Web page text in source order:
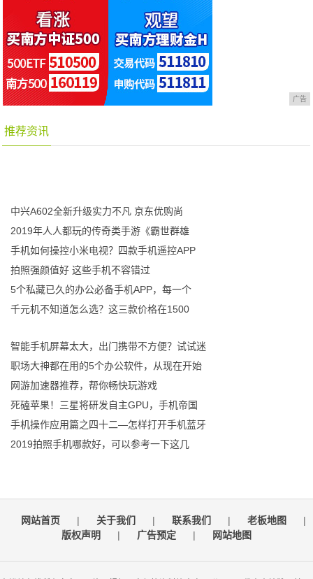
广告
推荐资讯
中兴A602全新升级实力不凡 京东优购尚
2019年人人都玩的传奇类手游《霸世群雄
手机如何操控小米电视？四款手机遥控APP
拍照强颜值好 这些手机不容错过
5个私藏已久的办公必备手机APP，每一个
千元机不知道怎么选？这三款价格在1500
智能手机屏幕太大，出门携带不方便？试试迷
职场大神都在用的5个办公软件，从现在开始
网游加速器推荐，帮你畅快玩游戏
死磕苹果！三星将研发自主GPU，手机帝国
手机操作应用篇之四十二—怎样打开手机蓝牙
2019拍照手机哪款好，可以参考一下这几
网站首页 | 关于我们 | 联系我们 | 老板地图
|
版权声明
| 广告预定 | 网站地图